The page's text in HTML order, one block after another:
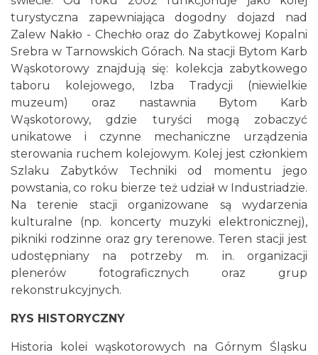
turystyczna zapewniająca dogodny dojazd nad
Zalew Nakło - Chechło oraz do Zabytkowej Kopalni
Srebra w Tarnowskich Górach. Na stacji Bytom Karb
Wąskotorowy znajdują się: kolekcja zabytkowego
taboru kolejowego, Izba Tradycji (niewielkie
muzeum) oraz nastawnia Bytom Karb
Wąskotorowy, gdzie turyści mogą zobaczyć
unikatowe i czynne mechaniczne urządzenia
sterowania ruchem kolejowym. Kolej jest członkiem
Szlaku Zabytków Techniki od momentu jego
powstania, co roku bierze też udział w Industriadzie.
Na terenie stacji organizowane są wydarzenia
kulturalne (np. koncerty muzyki elektronicznej),
pikniki rodzinne oraz gry terenowe. Teren stacji jest
udostępniany na potrzeby m. in. organizacji
plenerów fotograficznych oraz grup
rekonstrukcyjnych.
RYS HISTORYCZNY
Historia kolei wąskotorowych na Górnym Śląsku